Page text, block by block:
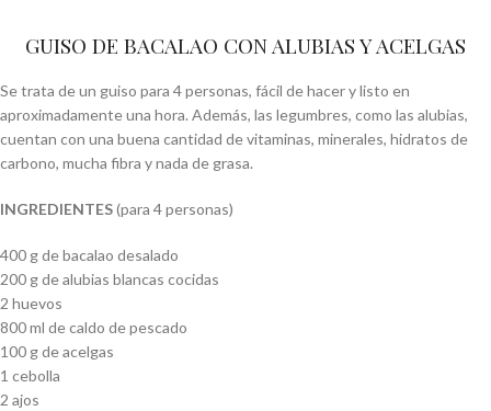
GUISO DE BACALAO CON ALUBIAS Y ACELGAS
Se trata de un guiso para 4 personas, fácil de hacer y listo en
aproximadamente una hora. Además, las legumbres, como las alubias,
cuentan con una buena cantidad de vitaminas, minerales, hidratos de
carbono, mucha fibra y nada de grasa.
INGREDIENTES(para 4 personas)
400 g de bacalao desalado
200 g de alubias blancas cocidas
2 huevos
800 ml de caldo de pescado
100 g de acelgas
1 cebolla
2 ajos